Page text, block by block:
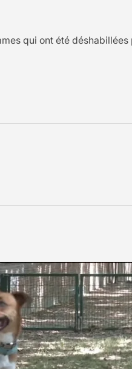
qui ont été